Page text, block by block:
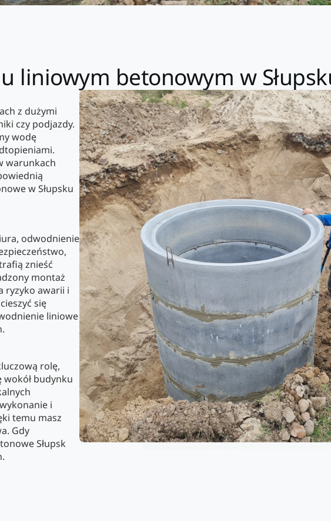
liniowym betonowym w
z dużymi
czy podjazdy.
wodę
warunkach
w Słupsku
odwodnienie
znieść
montaż
ryzyko awarii i
się
liniowe
rolę,
budynku
i
temu masz
Gdy
Słupsk